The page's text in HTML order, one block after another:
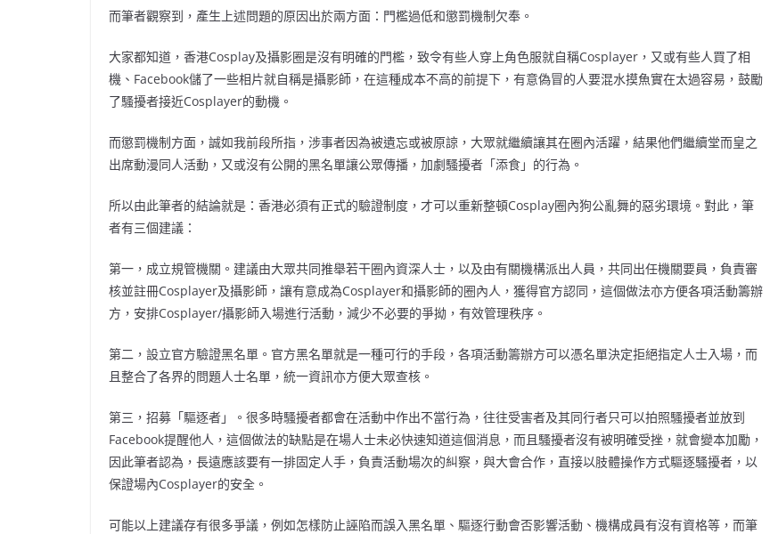
而筆者觀察到，產生上述問題的原因出於兩方面：門檻過低和懲罰機制欠奉。
大家都知道，香港Cosplay及攝影圈是沒有明確的門檻，致令有些人穿上角色服就自稱Cosplayer，又或有些人買了相
機、Facebook儲了一些相片就自稱是攝影師，在這種成本不高的前提下，有意偽冒的人要混水摸魚實在太過容易，鼓勵
了騷擾者接近Cosplayer的動機。
而懲罰機制方面，誠如我前段所指，涉事者因為被遺忘或被原諒，大眾就繼續讓其在圈內活躍，結果他們繼續堂而皇之
出席動漫同人活動，又或沒有公開的黑名單讓公眾傳播，加劇騷擾者「添食」的行為。
所以由此筆者的結論就是：香港必須有正式的驗證制度，才可以重新整頓Cosplay圈內狗公亂舞的惡劣環境。對此，筆
者有三個建議：
第一，成立規管機關。建議由大眾共同推舉若干圈內資深人士，以及由有關機構派出人員，共同出任機關要員，負責審
核並註冊Cosplayer及攝影師，讓有意成為Cosplayer和攝影師的圈內人，獲得官方認同，這個做法亦方便各項活動籌辦
方，安排Cosplayer/攝影師入場進行活動，減少不必要的爭拗，有效管理秩序。
第二，設立官方驗證黑名單。官方黑名單就是一種可行的手段，各項活動籌辦方可以憑名單決定拒絕指定人士入場，而
且整合了各界的問題人士名單，統一資訊亦方便大眾查核。
第三，招募「驅逐者」。很多時騷擾者都會在活動中作出不當行為，往往受害者及其同行者只可以拍照騷擾者並放到
Facebook提醒他人，這個做法的缺點是在場人士未必快速知道這個消息，而且騷擾者沒有被明確受挫，就會變本加勵，
因此筆者認為，長遠應該要有一排固定人手，負責活動場次的糾察，與大會合作，直接以肢體操作方式驅逐騷擾者，以
保證場內Cosplayer的安全。
可能以上建議存有很多爭議，例如怎樣防止誣陷而誤入黑名單、驅逐行動會否影響活動、機構成員有沒有資格等，而筆